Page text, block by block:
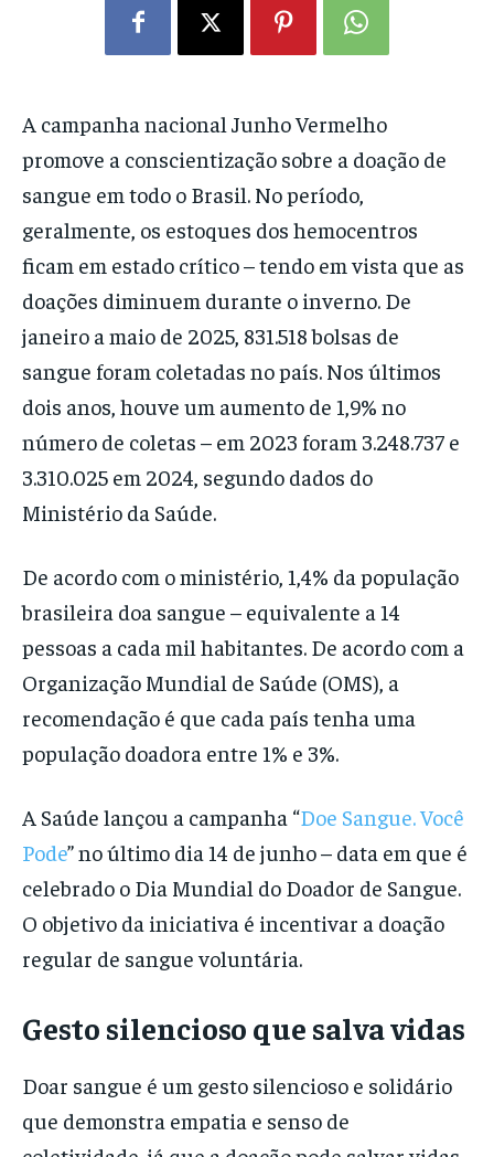
A campanha nacional Junho Vermelho
promove a conscientização sobre a doação de
sangue em todo o Brasil. No período,
geralmente, os estoques dos hemocentros
ficam em estado crítico – tendo em vista que as
doações diminuem durante o inverno. De
janeiro a maio de 2025, 831.518 bolsas de
sangue foram coletadas no país. Nos últimos
dois anos, houve um aumento de 1,9% no
número de coletas – em 2023 foram 3.248.737 e
3.310.025 em 2024, segundo dados do
Ministério da Saúde.
De acordo com o ministério, 1,4% da população
brasileira doa sangue – equivalente a 14
pessoas a cada mil habitantes. De acordo com a
Organização Mundial de Saúde (OMS), a
recomendação é que cada país tenha uma
população doadora entre 1% e 3%.
A Saúde lançou a campanha “Doe Sangue. Você
Pode” no último dia 14 de junho – data em que é
celebrado o Dia Mundial do Doador de Sangue.
O objetivo da iniciativa é incentivar a doação
regular de sangue voluntária.
Gesto silencioso que salva vidas
Doar sangue é um gesto silencioso e solidário
que demonstra empatia e senso de